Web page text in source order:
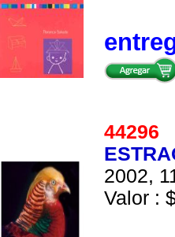
44296
2002,
Valor :